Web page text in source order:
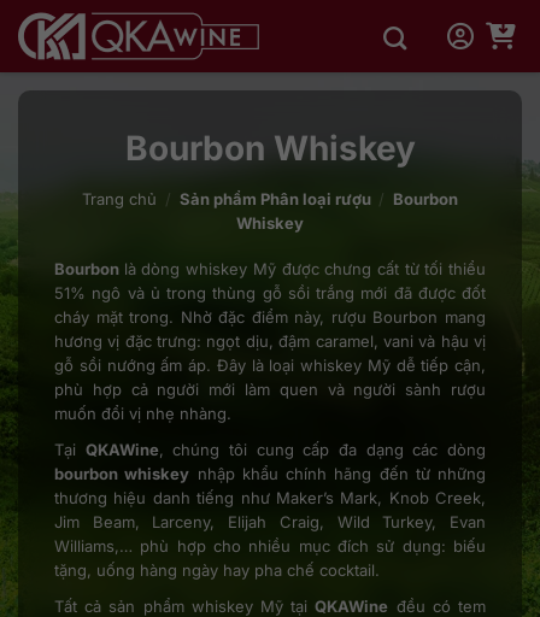
qua
dung
Bourbon Whiskey
Trang chủ / Sản phẩm Phân loại rượu / Bourbon
Whiskey
Bourbon là dòng whiskey Mỹ được chưng cất từ tối thiểu
51% ngô và ủ trong thùng gỗ sồi trắng mới đã được đốt
cháy mặt trong. Nhờ đặc điểm này, rượu Bourbon mang
hương vị đặc trưng: ngọt dịu, đậm caramel, vani và hậu vị
gỗ sồi nướng ấm áp. Đây là loại whiskey Mỹ dễ tiếp cận,
phù hợp cả người mới làm quen và người sành rượu
muốn đổi vị nhẹ nhàng.
Tại QKAWine, chúng tôi cung cấp đa dạng các dòng
bourbon whiskey nhập khẩu chính hãng đến từ những
thương hiệu danh tiếng như Maker’s Mark, Knob Creek,
Jim Beam, Larceny, Elijah Craig, Wild Turkey, Evan
Williams,… phù hợp cho nhiều mục đích sử dụng: biếu
tặng, uống hàng ngày hay pha chế cocktail.
Tất cả sản phẩm whiskey Mỹ tạiQKAWine đều có tem